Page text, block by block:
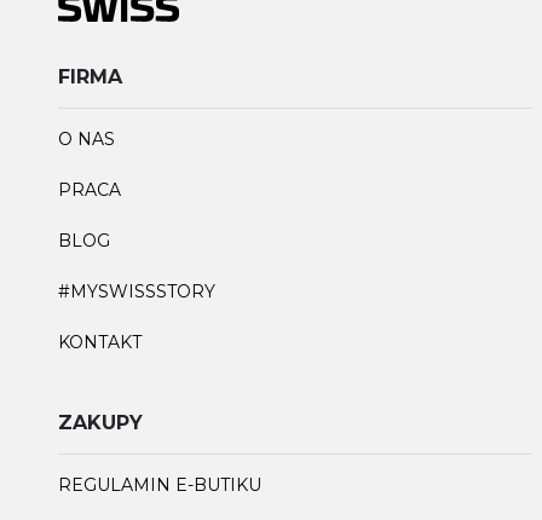
FIRMA
O NAS
PRACA
BLOG
#MYSWISSSTORY
KONTAKT
ZAKUPY
REGULAMIN E-BUTIKU